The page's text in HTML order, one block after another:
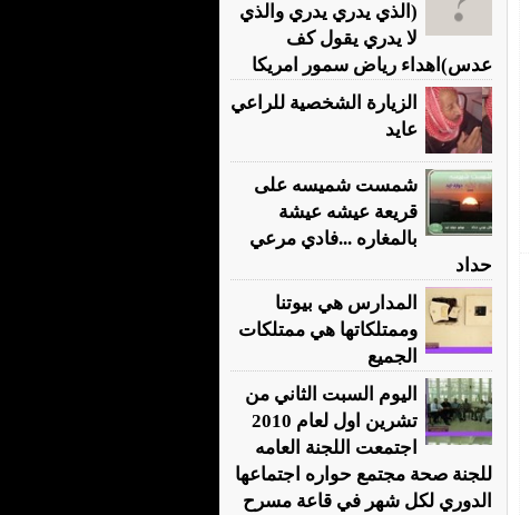
(الذي يدري يدري والذي
لا يدري يقول كف
عدس)اهداء رياض سمور امريكا
الزيارة الشخصية للراعي
عايد
شمست شميسه على
قريعة عيشه عيشة
بالمغاره ...فادي مرعي
حداد
المدارس هي بيوتنا
وممتلكاتها هي ممتلكات
الجميع
اليوم السبت الثاني من
تشرين اول لعام 2010
اجتمعت اللجنة العامه
للجنة صحة مجتمع حواره اجتماعها
الدوري لكل شهر في قاعة مسرح